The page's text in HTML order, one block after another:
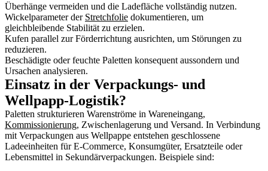
Überhänge vermeiden und die Ladefläche vollständig nutzen.
Wickelparameter der Stretchfolie dokumentieren, um
gleichbleibende Stabilität zu erzielen.
Kufen parallel zur Förderrichtung ausrichten, um Störungen zu
reduzieren.
Beschädigte oder feuchte Paletten konsequent aussondern und
Ursachen analysieren.
Einsatz in der Verpackungs- und
Wellpapp-Logistik?
Paletten strukturieren Warenströme in Wareneingang,
Kommissionierung, Zwischenlagerung und Versand. In Verbindung
mit Verpackungen aus Wellpappe entstehen geschlossene
Ladeeinheiten für E-Commerce, Konsumgüter, Ersatzteile oder
Lebensmittel in Sekundärverpackungen. Beispiele sind: